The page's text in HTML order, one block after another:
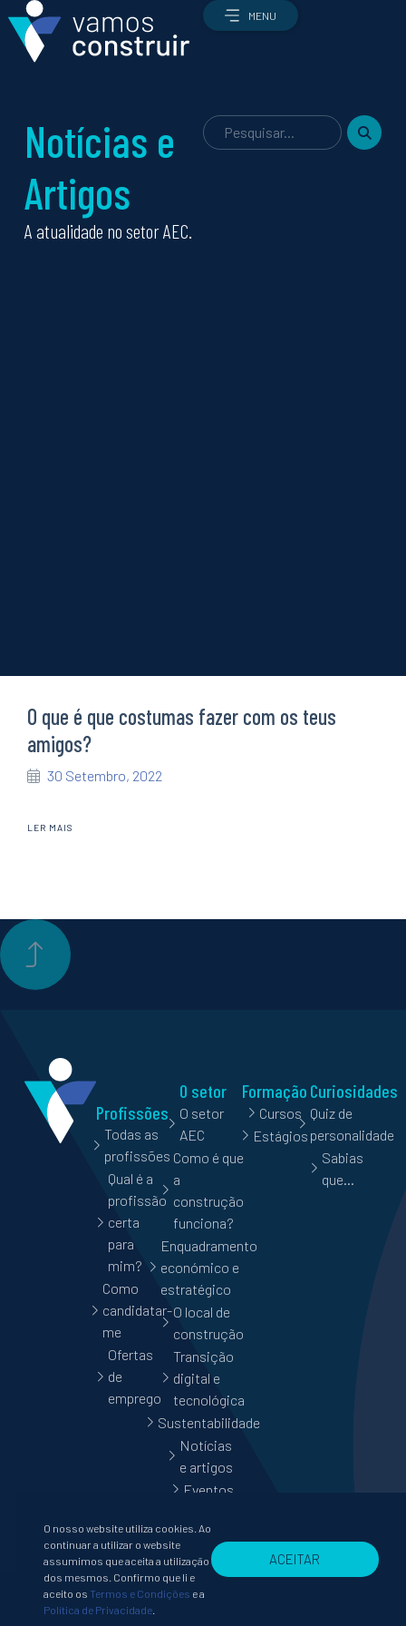
MENU
Qual é a profissão certa para mim?
Notícias e
Artigos
A atualidade no setor AEC.
O que é que costumas fazer com os teus
amigos?
30 Setembro, 2022
LER MAIS
Profissões
Todas as
profissões
Qual é a
profissão
certa
para
mim?
Como
candidatar-
me
Ofertas
de
emprego
O setor
O setor
AEC
Como é que
a
construção
funciona?
Enquadramento
económico e
estratégico
O local de
construção
Transição
digital e
tecnológica
Sustentabilidade
Notícias
e artigos
Eventos
Formação
Cursos
Estágios
Curiosidades
Quiz de
personalidade
Sabias
que…
O nosso website utiliza cookies. Ao
continuar a utilizar o website
assumimos que aceita a utilização
dos mesmos. Confirmo que li e
aceito os Termos e Condições e a
Política de Privacidade.
ACEITAR